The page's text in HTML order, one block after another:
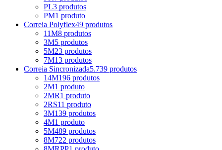
PL3 produtos
PM1 produto
Correia Polyflex49 produtos
11M8 produtos
3M5 produtos
5M23 produtos
7M13 produtos
Correia Sincronizada5.739 produtos
14M196 produtos
2M1 produto
2MR1 produto
2RS11 produto
3M139 produtos
4M1 produto
5M489 produtos
8M722 produtos